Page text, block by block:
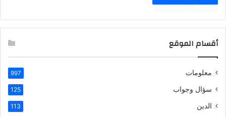
أقسام الموقع
معلومات 997
سؤال وجواب 125
الدين 113